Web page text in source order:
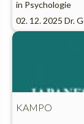
in Psychologie
02. 12. 2025 Dr.
KAMPO